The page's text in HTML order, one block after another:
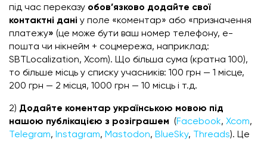
під час переказу обов’язково додайте свої
контактні дані у поле «коментар» або «призначення
платежу» (це може бути ваш номер телефону, е-
пошта чи нікнейм + соцмережа, наприклад:
SBTLocalization, Xcom). Що більша сума (кратна 100),
то більше місць у списку учасників: 100 грн — 1 місце,
200 грн — 2 місця, 1000 грн — 10 місць і т.д.
2) Додайте коментар українською мовою під
нашою публікацією з розіграшем (Facebook, Xcom,
Telegram, Instagram, Mastodon, BlueSky, Threads). Це